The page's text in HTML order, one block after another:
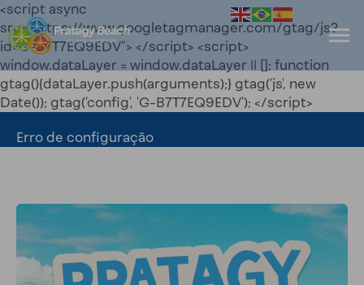
<script async
src="https://www.googletagmanager.com/gtag/js?
id=G-B7T7EQ9EDV"> </script> <script>
window.dataLayer = window.dataLayer || []; function
gtag(){dataLayer.push(arguments);} gtag('js', new
Date()); gtag('config', 'G-B7T7EQ9EDV'); </script>
Erro de configuração